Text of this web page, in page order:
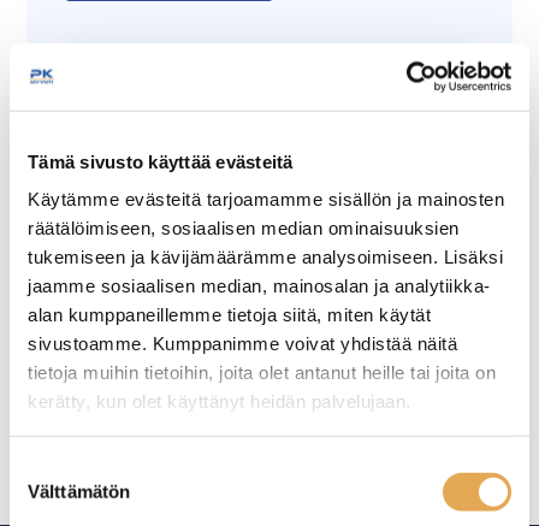
Tämä sivusto käyttää evästeitä
Käytämme evästeitä tarjoamamme sisällön ja mainosten
räätälöimiseen, sosiaalisen median ominaisuuksien
tukemiseen ja kävijämäärämme analysoimiseen. Lisäksi
jaamme sosiaalisen median, mainosalan ja analytiikka-
alan kumppaneillemme tietoja siitä, miten käytät
sivustoamme. Kumppanimme voivat yhdistää näitä
tietoja muihin tietoihin, joita olet antanut heille tai joita on
kerätty, kun olet käyttänyt heidän palvelujaan.
valinta
Välttämätön
Tämäkin laite sopivasti
rahoituksella
TUTUSTU ›